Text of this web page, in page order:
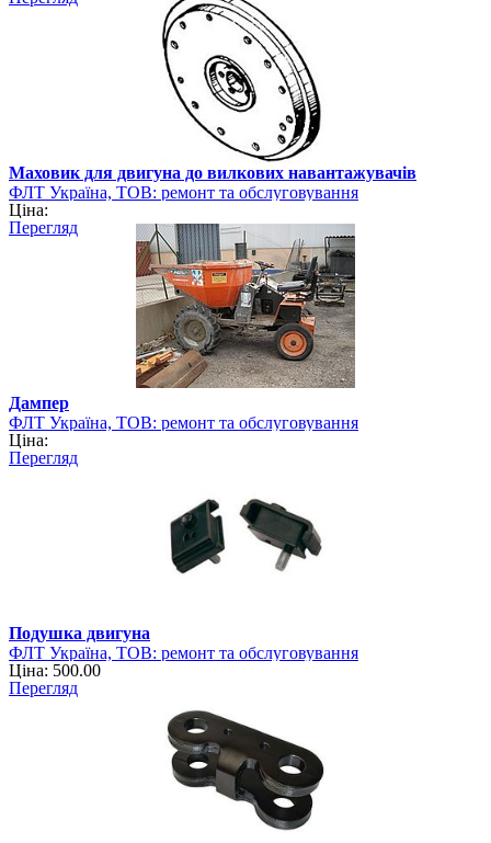
Маховик для двигуна до вилкових навантажувачів
ФЛТ Україна, ТОВ: ремонт та обслуговування
навантажувально-розвантажувальної техніки
Ціна:
Перегляд
Дампер
ФЛТ Україна, ТОВ: ремонт та обслуговування
навантажувально-розвантажувальної техніки
Ціна:
Перегляд
Подушка двигуна
ФЛТ Україна, ТОВ: ремонт та обслуговування
навантажувально-розвантажувальної техніки
Ціна: 500.00
Перегляд